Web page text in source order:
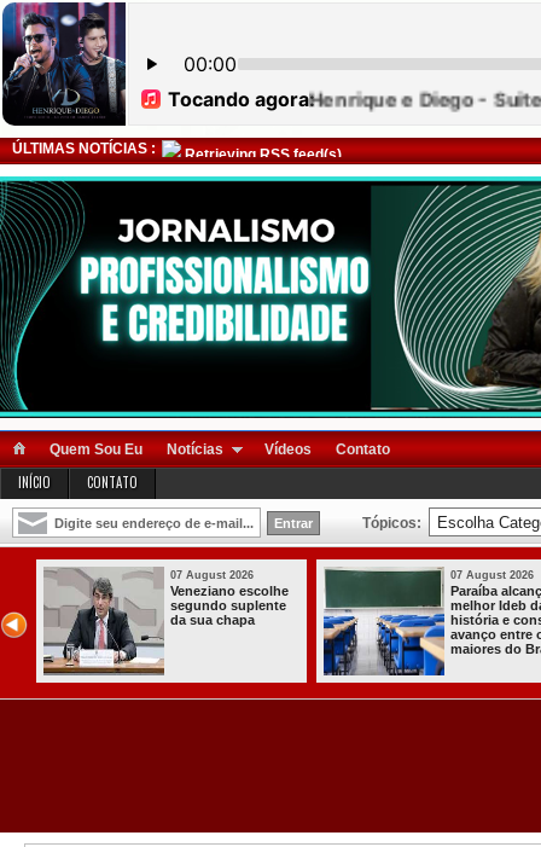
ÚLTIMAS NOTÍCIAS : Retrieving RSS feed(s)
Quem Sou Eu Notícias Vídeos Contato
INÍCIO CONTATO
Tópicos:
07 August 2026
Homem é preso
com armas,
munições e
03 August 2026
Itabaiana
a primeira
Comunitária
Solidária a